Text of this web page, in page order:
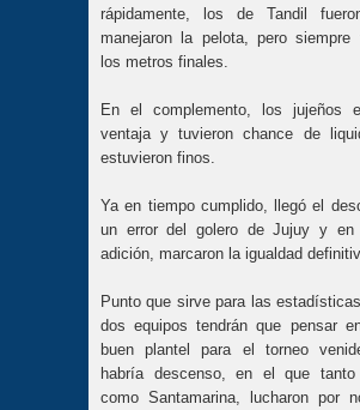
rápidamente, los de Tandil
manejaron la pelota, pero siempre
los metros finales.
En el complemento, los jujeños
ventaja y tuvieron chance de
estuvieron finos.
Ya en tiempo cumplido, llegó el
un error del golero de Jujuy y en
adición, marcaron la igualdad
Punto que sirve para las
dos equipos tendrán que pensar
buen plantel para el torneo
habría descenso, en el que tanto
como Santamarina, lucharon por